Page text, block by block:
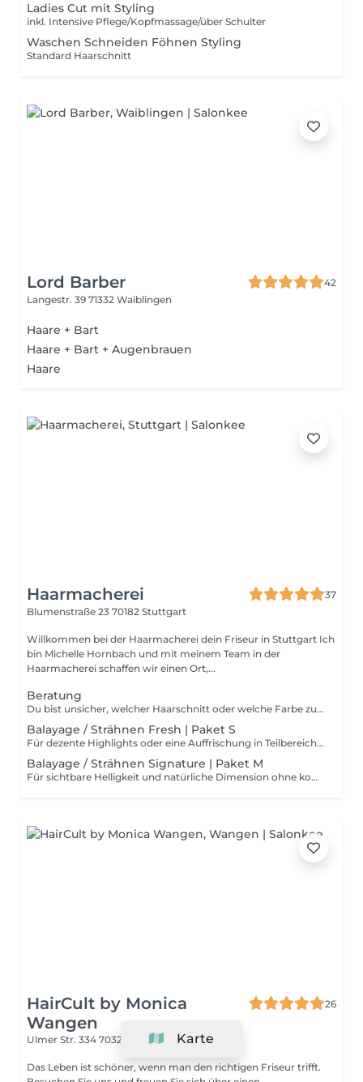
Ladies Cut mit Styling
inkl. Intensive Pflege/Kopfmassage/über Schulter
Waschen Schneiden Föhnen Styling
Standard Haarschnitt
Lord Barber
42
Langestr. 39 71332 Waiblingen
Haare + Bart
Haare + Bart + Augenbrauen
Haare
Haarmacherei
37
Blumenstraße 23 70182 Stuttgart
Willkommen bei der Haarmacherei dein Friseur in Stuttgart Ich
bin Michelle Hornbach und mit meinem Team in der
Haarmacherei schaffen wir einen Ort,...
Beratung
Du bist unsicher, welcher Haarschnitt oder welche Farbe zu dir passt? Oder du möchtest einfach eine professionelle Einschätzung? Bei Buchung einer Dienstleistung (Schnitt, Balayage etc) ist eine Beratung dabei.
Balayage / Strähnen Fresh | Paket S
Für dezente Highlights oder eine Auffrischung in Teilbereichen. Inklusive: Beratung, Glossing, Pflege, Schnitt, Styling Typische Beispiele: - Faceframe / Kontur aufhellen - Highlights im Oberkopfbereich - einzelne Akzente für mehr Dimension - feines Haar oder geringe Haardichte - keine vollständige Aufhellung des gesamten Haares Schönes Haar beginnt bereits vor deinem Termin. Bitte pflege dein Haar in den Wochen vor deinem Besuch regelmäßig mit einer intensiven Haarmaske (1–2 Mal pro Woche). Eine gesunde Haarstruktur ist die wichtigste Voraussetzung für hochwertige Blond-, Balayage- und Farbergebnisse Trockene oder stark strapazierte Haare können das Farbergebnis und die Haltbarkeit beeinträchtigen. Wichtig: Unsere Pakete orientieren sich nicht ausschließlich an der Haarlänge, sondern auch an Haardichte, gewünschter Helligkeit sowie dem Zeit- und Materialaufwand. Die Beispiele dienen lediglich zur Orientierung. Sollte vor Ort ein anderes Paket besser zu deinem Haar passen, besprechen wir dies selbstverständlich gemeinsam vor Beginn der Behandlung. Unsicher, welches Paket das richtige ist? Kein Problem – buche einfach das Paket, das deinem Haar am nächsten kommt. Die finale Einstufung erfolgt gemeinsam bei der Beratung im Salon. 💛
Balayage / Strähnen Signature | Paket M
Für sichtbare Helligkeit und natürliche Dimension ohne komplette Aufhellung des gesamten Haares. Inklusive: Beratung, Glossing, Pflege, Schnitt, Styling Typische Beispiele: - klassische Balayage oder Strähnen - größere Bereiche des Haares werden aufgehellt - natürliche, weiche Übergänge - meist bei Bob- bis schulterlangem Haar - mittlerer Zeit- und Materialaufwand Schönes Haar beginnt bereits vor deinem Termin. Bitte pflege dein Haar in den Wochen vor deinem Besuch regelmäßig mit einer intensiven Haarmaske (1–2 Mal pro Woche). Eine gesunde Haarstruktur ist die wichtigste Voraussetzung für hochwertige Blond-, Balayage- und Farbergebnisse Trockene oder stark strapazierte Haare können das Farbergebnis und die Haltbarkeit beeinträchtigen. Wichtig: Unsere Pakete orientieren sich nicht ausschließlich an der Haarlänge, sondern auch an Haardichte, gewünschter Helligkeit sowie dem Zeit- und Materialaufwand. Die Beispiele dienen lediglich zur Orientierung. Sollte vor Ort ein anderes Paket besser zu deinem Haar passen, besprechen wir dies selbstverständlich gemeinsam vor Beginn der Behandlung. Unsicher, welches Paket das richtige ist? Kein Problem – buche einfach das Paket, das deinem Haar am nächsten kommt. Die finale Einstufung erfolgt gemeinsam bei der Beratung im Salon. 💛
HairCult by Monica
Wangen
26
Ulmer Str. 334 70327 Wangen
Das Leben ist schöner, wenn man den richtigen Friseur trifft.
Karte